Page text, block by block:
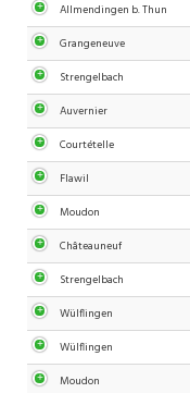
Allmendingen b. Thun
Grangeneuve
Strengelbach
Auvernier
Courtételle
Flawil
Moudon
Châteauneuf
Strengelbach
Wülflingen
Wülflingen
Moudon